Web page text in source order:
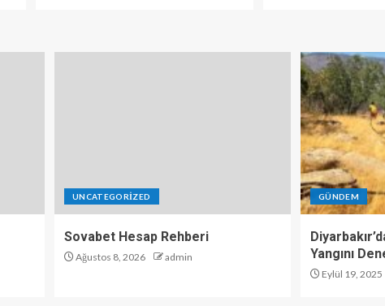
UNCATEGORIZED
Sovabet Hesap Rehberi
Ağustos 8, 2026 admin
GÜNDEM
Yangını
Eylül 19, 2025